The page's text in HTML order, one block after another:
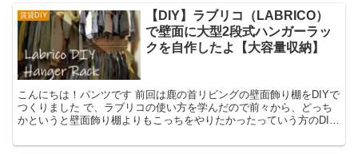
賃貸DIY
【DIY】ラブリコ（LABRICO）
で壁面に大型2段式ハンガーラッ
クを自作したよ【大容量収納】
こんにちは！パンツです 前回は鹿の首リビングの壁面飾り棚をDIYで
つくりました で、ラブリコの使い方を学んだので前々から、どっち
かというと壁面飾り棚よりもこっちをやりたかったっていう方のDIY